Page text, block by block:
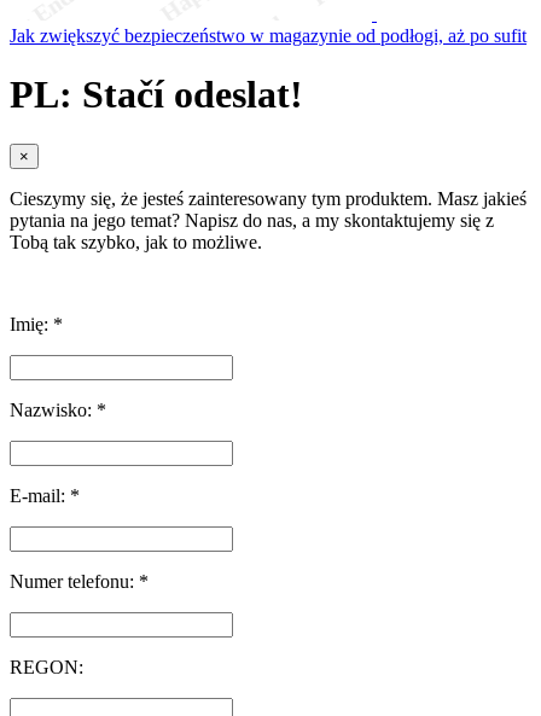
Jak zwiększyć bezpieczeństwo w magazynie od podłogi, aż po sufit
PL: Stačí odeslat!
×
Cieszymy się, że jesteś zainteresowany tym produktem. Masz jakieś
pytania na jego temat? Napisz do nas, a my skontaktujemy się z
Tobą tak szybko, jak to możliwe.
Imię: *
Nazwisko: *
E-mail: *
Numer telefonu: *
REGON: